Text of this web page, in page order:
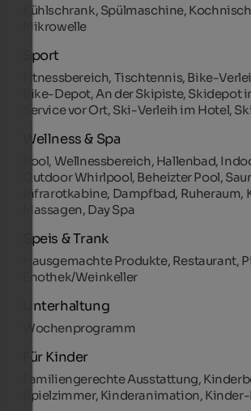
Kühlschrank, Spülmaschine,
Mikrowelle
Sport
Fitnessbereich, Tischtennis, Bike-
Bike-Depot, An der Skipiste, Skidepot
Service vor Ort, Ski-Verleih im Hotel,
Wellness & Spa
Pool, Wellnessbereich, Hallenbad,
Outdoor Whirlpool, Beheizter Pool,
Infrarotkabine, Dampfbad, Ruheraum,
Massagen, Day Spa
Speis & Trank
Hausgemachte Produkte, Restaurant,
Enothek/Weinkeller
Unterhaltung
Wochenprogramm
Für Kinder
Familiengerechte Ausstattung,
Spielzimmer, Kinderanimation,